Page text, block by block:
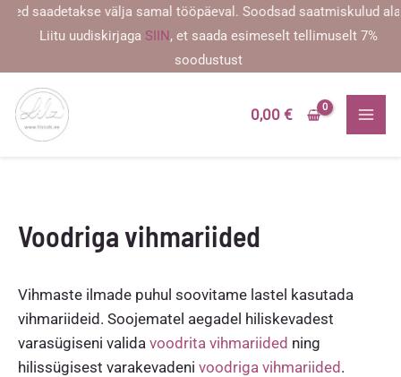
Skipsaadetakse välja samal tööpäeval. Soodsad saatmiskulud
Liitu uudiskirjaga SIIN, et saada esimeselt tellimuselt 7%
soodustust
0,00 €
Voodriga vihmariided
Vihmaste ilmade puhul soovitame lastel kasutada
vihmariideid. Soojematel aegadel hiliskevadest
varasügiseni valida voodrita vihmariided ning
hilissügisest varakevadeni voodriga vihmariided .